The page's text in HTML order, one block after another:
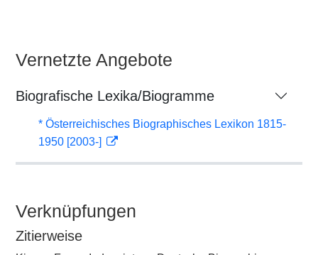
Vernetzte Angebote
Biografische Lexika/Biogramme
* Österreichisches Biographisches Lexikon 1815-
1950 [2003-]
Verknüpfungen
Zitierweise